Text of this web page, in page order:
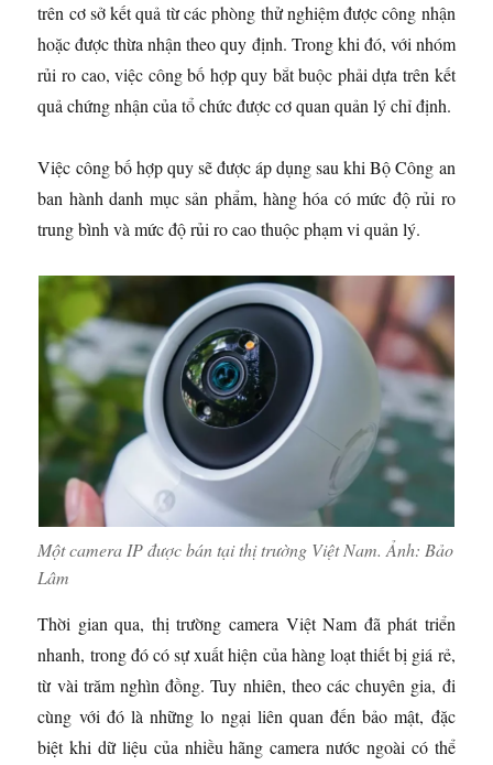
trên cơ sở kết quả từ các phòng thử nghiệm được công nhận
hoặc được thừa nhận theo quy định. Trong khi đó, với nhóm
rủi ro cao, việc công bố hợp quy bắt buộc phải dựa trên kết
quả chứng nhận của tổ chức được cơ quan quản lý chỉ định.
Việc công bố hợp quy sẽ được áp dụng sau khi Bộ Công an
ban hành danh mục sản phẩm, hàng hóa có mức độ rủi ro
trung bình và mức độ rủi ro cao thuộc phạm vi quản lý.
Một camera IP được bán tại thị trường Việt Nam. Ảnh:Bảo
Lâm
Thời gian qua, thị trường camera Việt Nam đã phát triển
nhanh, trong đó có sự xuất hiện của hàng loạt thiết bị giá rẻ,
từ vài trăm nghìn đồng. Tuy nhiên, theo các chuyên gia, đi
cùng với đó là những lo ngại liên quan đến bảo mật, đặc
biệt khi dữ liệu của nhiều hãng camera nước ngoài có thể